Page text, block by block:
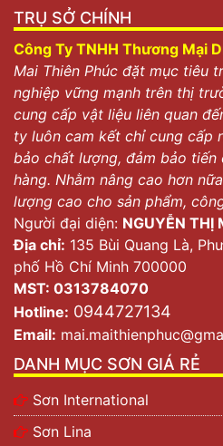
TRỤ SỞ CHÍNH
Công Ty TNHH Thương Mại
Mai Thiên Phúc đặt mục tiêu
nghiệp vững mạnh trên thị
cung cấp vật liệu liên quan
ty luôn cam kết chỉ cung cấp
bảo chất lượng, đảm bảo
hàng. Nhằm nâng cao hơn
lượng cao cho sản phẩm,
Người đại diện: NGUYỄN THỊ
Địa chỉ: 135 Bùi Quang Là,
phố Hồ Chí Minh 700000
MST: 0313784070
Hotline: 0944727134
Email:
DANH MỤC SƠN GIÁ RẺ
Sơn International
Sơn Lina